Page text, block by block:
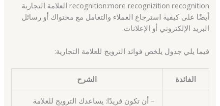
recognition:more recognizition recognition العلامة التجارية
أيضًا على كيفية استرجاع العملاء والتعامل مع محتواك أو رسائل
البريد الإلكتروني أو الإعلانات.
فيما يلي جدول يلخص فوائد الترويج للعلامة التجارية:
الفائدة الشرح
– أن تكون فريدًا: يساعدك الترويج للعلامة